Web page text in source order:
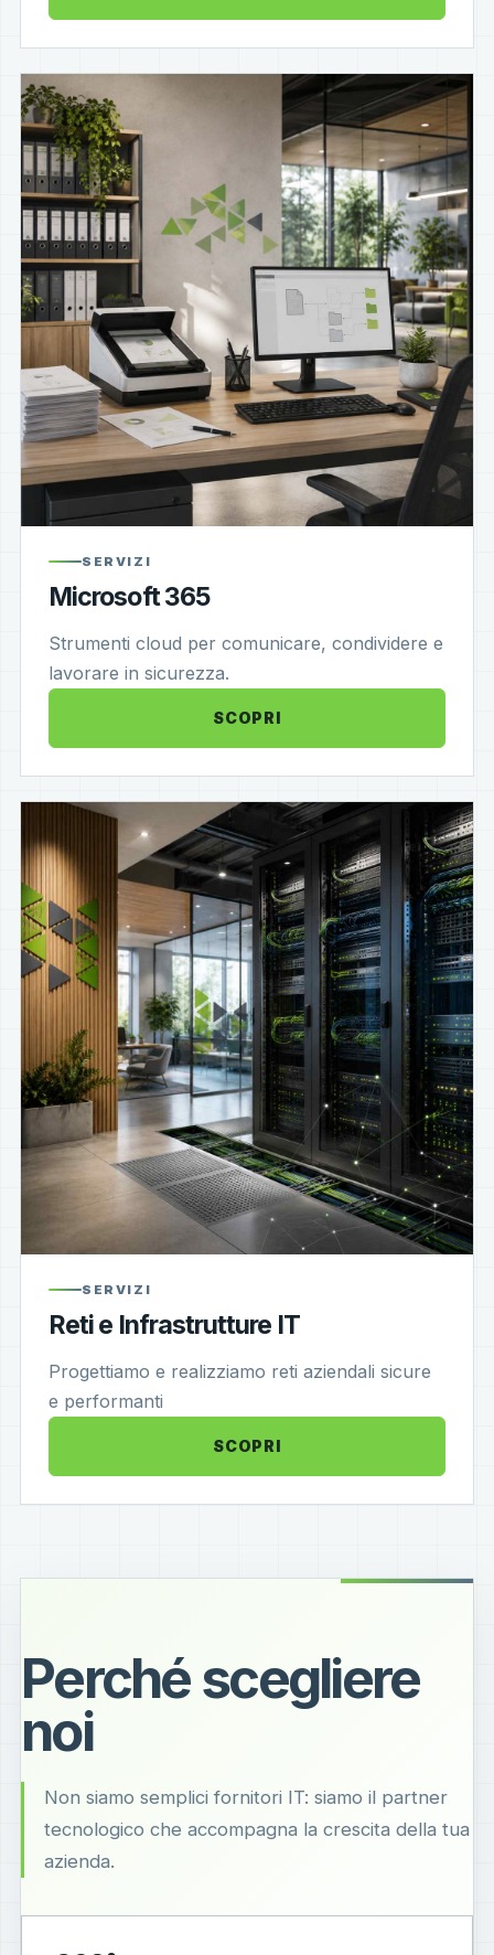
SERVIZI
Microsoft 365
Strumenti cloud per comunicare, condividere e
lavorare in sicurezza.
SCOPRI
SERVIZI
Reti e Infrastrutture IT
Progettiamo e realizziamo reti aziendali sicure
e performanti
SCOPRI
Perché scegliere
noi
Non siamo semplici fornitori IT: siamo il partner
tecnologico che accompagna la crescita della tua
azienda.